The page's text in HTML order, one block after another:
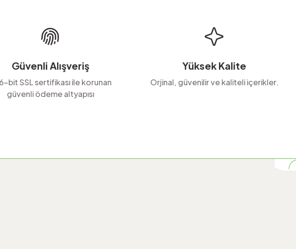
Güvenli Alışveriş
bit SSL sertifikası ile korunan
güvenli ödeme altyapısı
Yüksek Kalite
Orjinal, güvenilir ve kaliteli içerikler.